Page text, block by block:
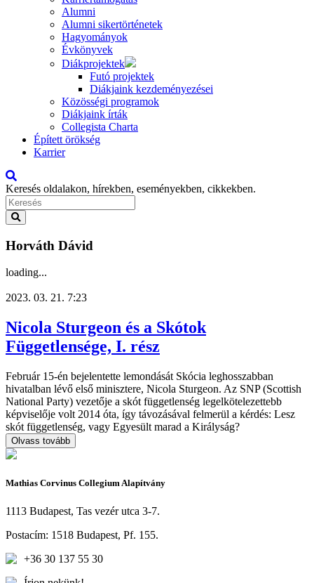
Alumni
Alumni sikertörténetek
Hagyományok
Évkönyvek
Diákprojektek
Futó projektek
Diákjaink kezdeményezései
Közösségi programok
Diákjaink írták
Collegista Charta
Épített örökség
Karrier
Keresés oldalakon, hírekben, eseményekben, cikkekben.
Horváth Dávid
loading...
2023. 03. 21. 7:23
Nicola Sturgeon és a Skótok
Függetlensége, I. rész
Február 15-én bejelentette lemondását Skócia leghosszabban
hivatalban lévő első minisztere, Nicola Sturgeon. Az SNP (Scottish
National Party) vezetője a skót függetlenség legelkötelezettebb
képviselője volt 2014 óta, így távozásával felmerül a kérdés: Lesz
skót függetlenség, vagy Egyesült marad a Királyság?
Olvass tovább
Mathias Corvinus Collegium Alapítvány
1113 Budapest, Tas vezér utca 3-7.
Postacím: 1518 Budapest, Pf. 155.
+36 30 137 55 30